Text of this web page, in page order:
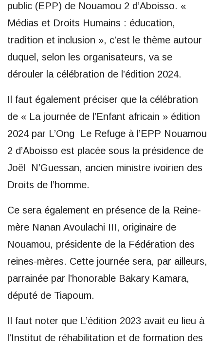
public (EPP) de Nouamou 2 d’Aboisso. «
Médias et Droits Humains : éducation,
tradition et inclusion », c’est le thème autour
duquel, selon les organisateurs, va se
dérouler la célébration de l’édition 2024.
Il faut également préciser que la célébration
de « La journée de l’Enfant africain » édition
2024 par L’Ong Le Refuge à l’EPP Nouamou
2 d’Aboisso est placée sous la présidence de
Joël N’Guessan, ancien ministre ivoirien des
Droits de l’homme.
Ce sera également en présence de la Reine-
mère Nanan Avoulachi III, originaire de
Nouamou, présidente de la Fédération des
reines-mères. Cette journée sera, par ailleurs,
parrainée par l’honorable Bakary Kamara,
député de Tiapoum.
Il faut noter que L’édition 2023 avait eu lieu à
l’Institut de réhabilitation et de formation des